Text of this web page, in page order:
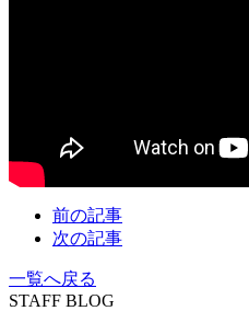
前の記事
次の記事
一覧へ戻る
STAFF BLOG